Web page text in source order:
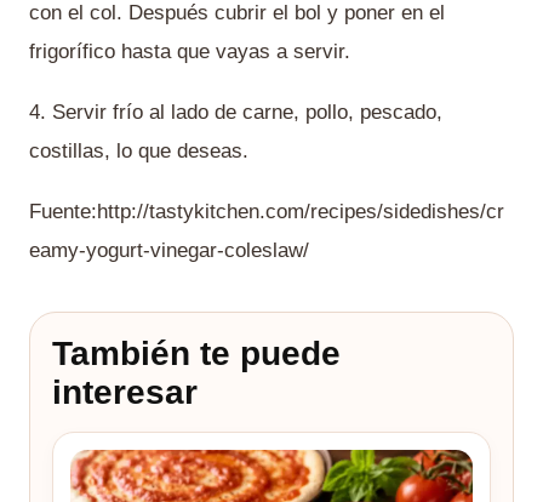
con el col. Después cubrir el bol y poner en el
frigorífico hasta que vayas a servir.
4. Servir frío al lado de carne, pollo, pescado,
costillas, lo que deseas.
Fuente:http://tastykitchen.com/recipes/sidedishes/cr
eamy-yogurt-vinegar-coleslaw/
También te puede
interesar